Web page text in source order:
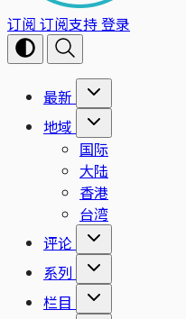
订阅 订阅支持登录
最新
地域
国际
大陆
香港
台湾
评论
系列
栏目